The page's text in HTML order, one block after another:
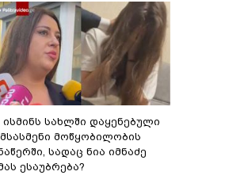
ისმინს სახლში დაყენებული
მოწყობილობის
სადაც ნია იმნაძე
ესაუბრება?